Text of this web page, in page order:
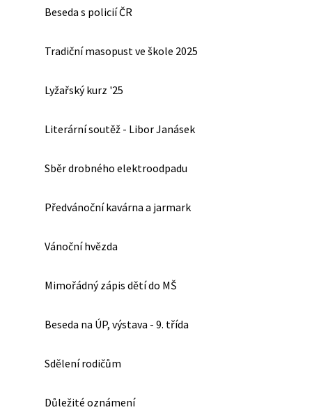
Beseda s policií ČR
Tradiční masopust ve škole 2025
Lyžařský kurz '25
Literární soutěž - Libor Janásek
Sběr drobného elektroodpadu
Předvánoční kavárna a jarmark
Vánoční hvězda
Mimořádný zápis dětí do MŠ
Beseda na ÚP, výstava - 9. třída
Sdělení rodičům
Důležité oznámení